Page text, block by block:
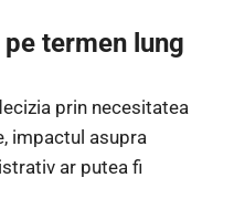
termen lung
prin necesitatea
impactul asupra
ar putea fi